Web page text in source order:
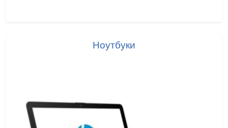
Ноутбуки